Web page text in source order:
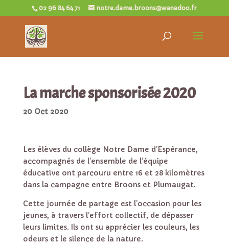
02 96 84 64 71 notre.dame.broons@wanadoo.fr
La marche sponsorisée 2020
20 Oct 2020
Les élèves du collège Notre Dame d’Espérance,
accompagnés de l’ensemble de l’équipe
éducative ont parcouru entre 16 et 28 kilomètres
dans la campagne entre Broons et Plumaugat.
Cette journée de partage est l’occasion pour les
jeunes, à travers l’effort collectif, de dépasser
leurs limites. Ils ont su apprécier les couleurs, les
odeurs et le silence de la nature.